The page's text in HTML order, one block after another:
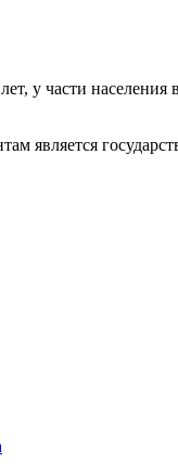
у части
является